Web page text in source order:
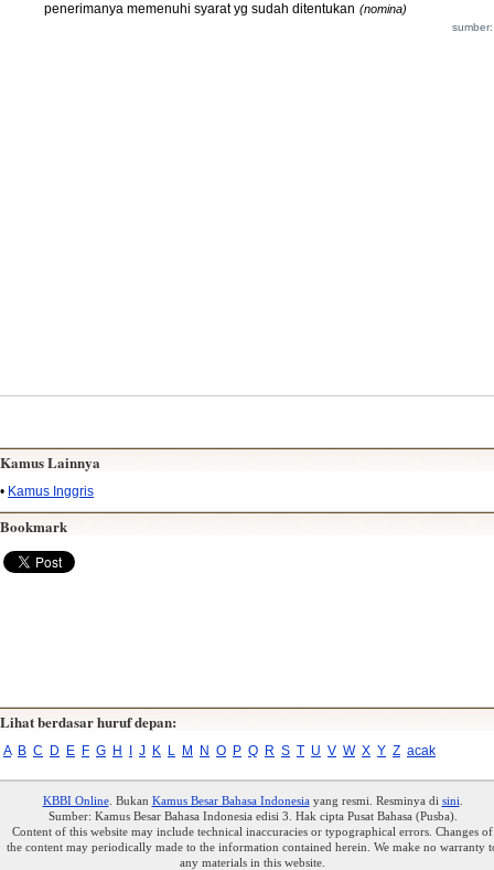
penerimanya memenuhi syarat yg sudah ditentukan (nomina)
Kamus Lainnya
• Kamus Inggris
Bookmark
Lihat berdasar huruf depan:
A B C D E F G H I J K L M N O P Q R S T U V W X Y Z acak
KBBI Online. Bukan Kamus Besar Bahasa Indonesiayang resmi. Resminya di sini
Sumber: Kamus Besar Bahasa Indonesia edisi 3. Hak cipta Pusat Bahasa (Pusba).
Content of this website may include technical inaccuracies or typographical errors. Changes of
the content may periodically made to the information contained herein. We make no warranty
any materials in this website.